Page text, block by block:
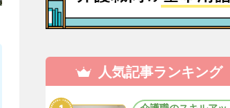
人気記事ランキング